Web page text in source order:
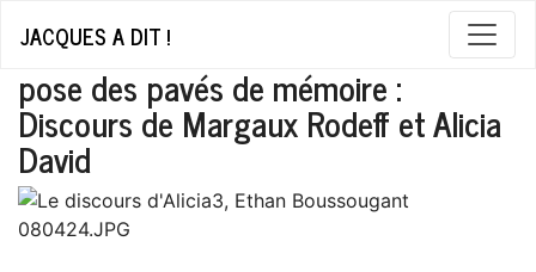
JACQUES A DIT !
pose des pavés de mémoire :
Discours de Margaux Rodeff et Alicia
David